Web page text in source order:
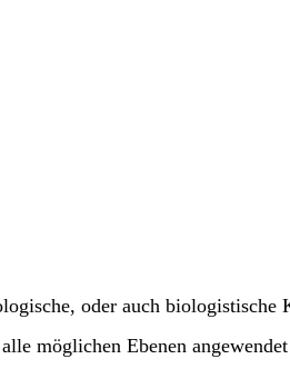
oder auch biologistische
möglichen Ebenen